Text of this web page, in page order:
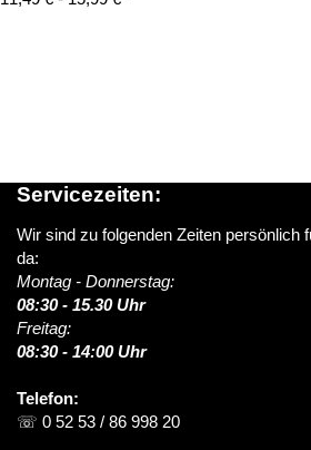
Servicezeiten:
Wir sind zu folgenden Zeiten persönlich
da:
Montag - Donnerstag:
08:30 - 15.30 Uhr
Freitag:
08:30 - 14:00 Uhr
Telefon:
☏ 0 52 53 / 86 998 20